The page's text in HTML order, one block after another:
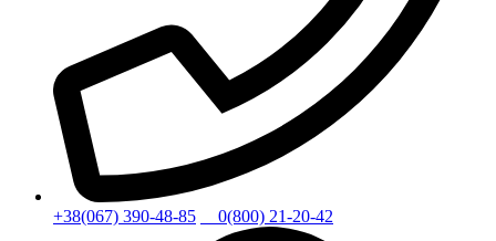
+38(067) 390-48-85 0(800) 21-20-42